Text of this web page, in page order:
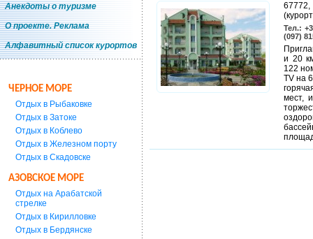
Анекдоты о туризме
О проекте. Реклама
Алфавитный список курортов
ЧЕРНОЕ МОРЕ
Отдых в Рыбаковке
Отдых в Затоке
Отдых в Коблево
Отдых в Железном порту
Отдых в Скадовске
АЗОВСКОЕ МОРЕ
Отдых на Арабатской
стрелке
Отдых в Кирилловке
Отдых в Бердянске
67772,
Тел.:
(097)
и 20
122
TV на
мест,